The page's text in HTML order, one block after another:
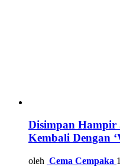
Disimpan Hampir
Kembali Dengan
oleh Cema Cempaka